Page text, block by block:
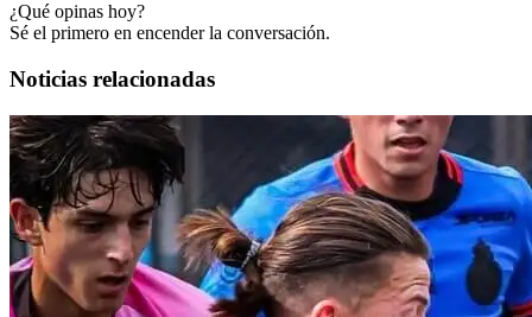
¿Qué opinas hoy?
Sé el primero en encender la conversación.
Noticias relacionadas